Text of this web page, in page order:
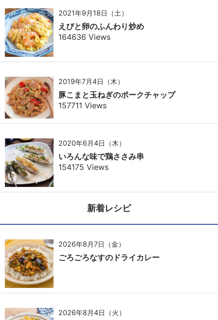
2021年9月18日（土）
えびと卵のふんわり炒め
164636 Views
2019年7月4日（木）
豚こまと玉ねぎのポークチャップ
157711 Views
2020年6月4日（木）
いろんな味で鶏ささみ串
154175 Views
新着レシピ
2026年8月7日（金）
ごろごろなすのドライカレー
2026年8月4日（火）